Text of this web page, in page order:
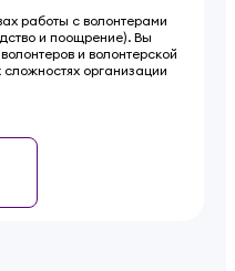
работы с волонтерами
и поощрение). Вы
и волонтерской
организации